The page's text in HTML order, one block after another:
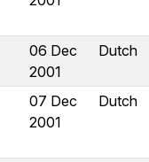
06 Dec
2001
Dutch
07 Dec
2001
Dutch